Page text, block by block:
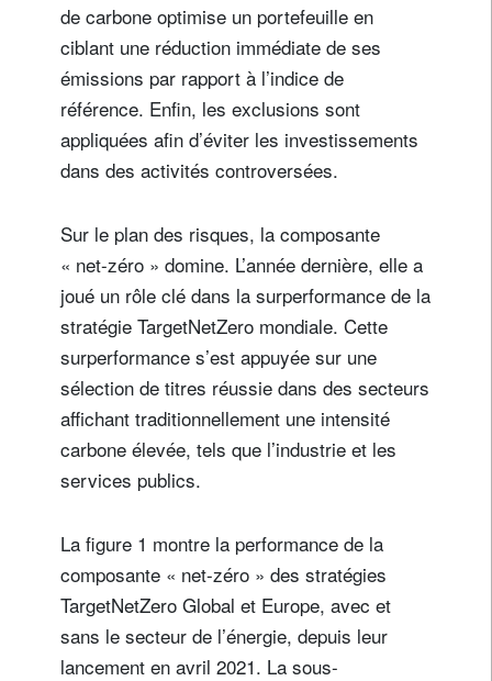
de carbone optimise un portefeuille en
ciblant une réduction immédiate de ses
émissions par rapport à l’indice de
référence. Enfin, les exclusions sont
appliquées afin d’éviter les investissements
dans des activités controversées.
Sur le plan des risques, la composante
« net-zéro » domine. L’année dernière, elle a
joué un rôle clé dans la surperformance de la
stratégie TargetNetZero mondiale. Cette
surperformance s’est appuyée sur une
sélection de titres réussie dans des secteurs
affichant traditionnellement une intensité
carbone élevée, tels que l’industrie et les
services publics.
La figure 1 montre la performance de la
composante « net-zéro » des stratégies
TargetNetZero Global et Europe, avec et
sans le secteur de l’énergie, depuis leur
lancement en avril 2021. La sous-